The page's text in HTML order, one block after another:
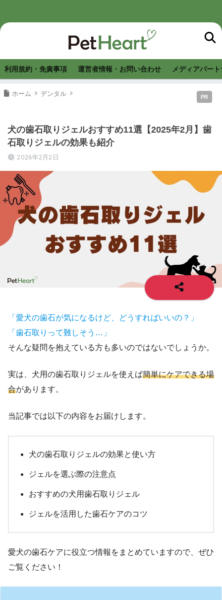
利用規約・免責事項 運営者情報・お問い合わせ メディアパー
PR
ホーム デンタル
犬の歯石取りジェルおすすめ11選【2025年2月】歯
石取りジェルの効果も紹介
2026年2月2日
「愛犬の歯石が気になるけど、どうすればいいの？」
「歯石取りって難しそう…」
そんな疑問を抱えている方も多いのではないでしょうか。
実は、犬用の歯石取りジェルを使えば簡単にケアできる場
合があります。
当記事では以下の内容をお届けします。
犬の歯石取りジェルの効果と使い方
ジェルを選ぶ際の注意点
おすすめの犬用歯石取りジェル
ジェルを活用した歯石ケアのコツ
愛犬の歯石ケアに役立つ情報をまとめていますので、ぜひ
ご覧ください！